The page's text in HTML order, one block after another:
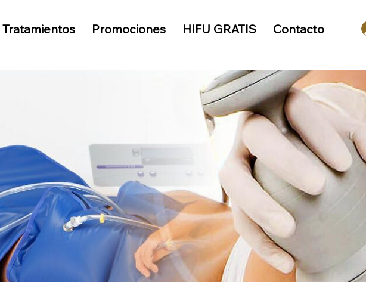
Tratamientos Promociones HIFU GRATIS Contacto